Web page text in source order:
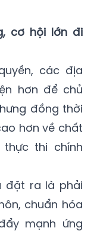
cơ hội lớn đi
các địa
hơn để chủ
đồng thời
hơn về chất
thi chính
đặt ra là phải
chuẩn hóa
mạnh ứng